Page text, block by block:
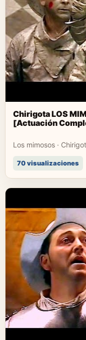
Chirigota LOS
[Actuación
Los mimosos ·
70 visualizaciones